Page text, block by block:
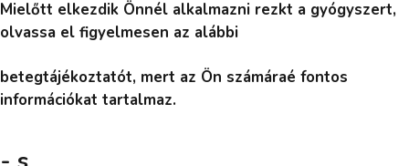
Mielőtt elkezdik Önnél alkalmazni rezkt a gyógyszert,
olvassa el figyelmesen az alábbi
betegtájékoztatót, mert az Ön számáraé fontos
információkat tartalmaz.